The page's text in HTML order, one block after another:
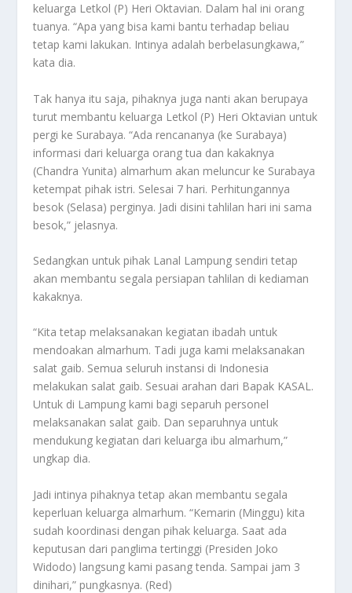
keluarga Letkol (P) Heri Oktavian. Dalam hal ini orang
tuanya. “Apa yang bisa kami bantu terhadap beliau
tetap kami lakukan. Intinya adalah berbelasungkawa,”
kata dia.
Tak hanya itu saja, pihaknya juga nanti akan berupaya
turut membantu keluarga Letkol (P) Heri Oktavian untuk
pergi ke Surabaya. “Ada rencananya (ke Surabaya)
informasi dari keluarga orang tua dan kakaknya
(Chandra Yunita) almarhum akan meluncur ke Surabaya
ketempat pihak istri. Selesai 7 hari. Perhitungannya
besok (Selasa) perginya. Jadi disini tahlilan hari ini sama
besok,” jelasnya.
Sedangkan untuk pihak Lanal Lampung sendiri tetap
akan membantu segala persiapan tahlilan di kediaman
kakaknya.
“Kita tetap melaksanakan kegiatan ibadah untuk
mendoakan almarhum. Tadi juga kami melaksanakan
salat gaib. Semua seluruh instansi di Indonesia
melakukan salat gaib. Sesuai arahan dari Bapak KASAL.
Untuk di Lampung kami bagi separuh personel
melaksanakan salat gaib. Dan separuhnya untuk
mendukung kegiatan dari keluarga ibu almarhum,”
ungkap dia.
Jadi intinya pihaknya tetap akan membantu segala
keperluan keluarga almarhum. “Kemarin (Minggu) kita
sudah koordinasi dengan pihak keluarga. Saat ada
keputusan dari panglima tertinggi (Presiden Joko
Widodo) langsung kami pasang tenda. Sampai jam 3
dinihari,” pungkasnya. (Red)